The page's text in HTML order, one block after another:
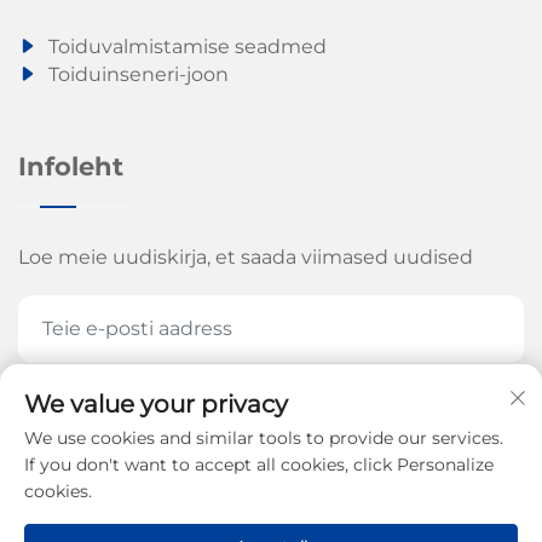
tootjatel saavutada püsivat kvaliteeti, operatsioonilist
Toiduvalmistamise seadmed
Toiduinseneri-joon
Infoleht
Loe meie uudiskirja, et saada viimased uudised
AASTA LÕPUS
We value your privacy
We use cookies and similar tools to provide our services.
If you don't want to accept all cookies, click Personalize
cookies.